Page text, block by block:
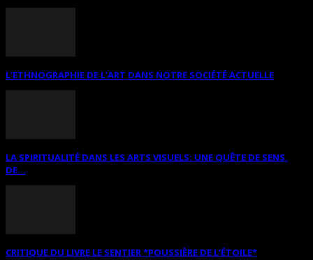
L’ETHNOGRAPHIE DE L’ART DANS NOTRE SOCIÉTÉ ACTUELLE
LA SPIRITUALITÉ DANS LES ARTS VISUELS: UNE QUÊTE DE SENS,
DE...
CRITIQUE DU LIVRE LE SENTIER *POUSSIÈRE DE L’ÉTOILE*